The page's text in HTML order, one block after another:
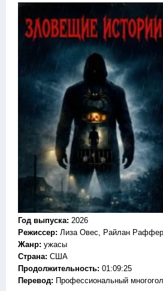
Год выпуска: 2026
Режиссер: Лиза Овес, Райлан
Жанр: ужасы
Страна: США
Продолжительность: 01:09:25
Перевод: Профессиональный